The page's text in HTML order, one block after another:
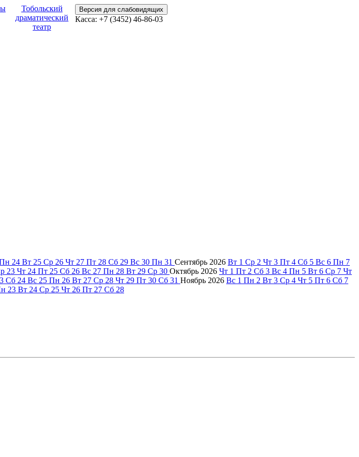
Тобольский
драматический
театр
Версия для слабовидящих
Касса: +7 (3452) 46-86-03
24 Вт 25 Ср 26 Чт 27 Пт 28 Сб 29 Вс 30 Пн 31 Сентябрь 2026 Вт 1 Ср 2 Чт 3 Пт 4 Сб 5 Вс 6 Пн 7
23 Чт 24 Пт 25 Сб 26 Вс 27 Пн 28 Вт 29 Ср 30 Октябрь 2026 Чт 1 Пт 2 Сб 3 Вс 4 Пн 5 Вт 6 Ср 7 Чт
Сб 24 Вс 25 Пн 26 Вт 27 Ср 28 Чт 29 Пт 30 Сб 31 Ноябрь 2026 Вс 1 Пн 2 Вт 3 Ср 4 Чт 5 Пт 6 Сб 7
23 Вт 24 Ср 25 Чт 26 Пт 27 Сб 28